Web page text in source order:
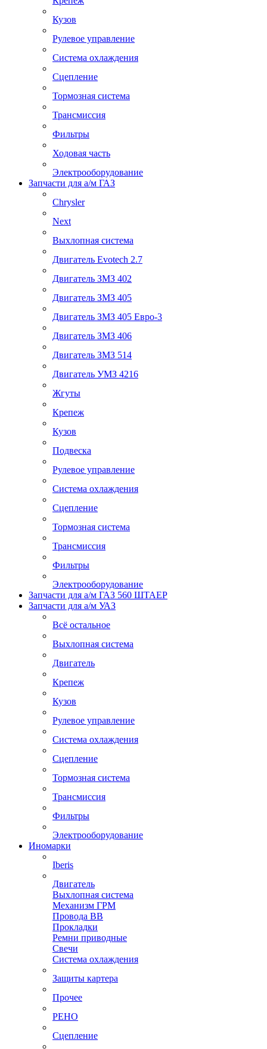
Кузов
Рулевое управление
Система охлаждения
Сцепление
Тормозная система
Трансмиссия
Фильтры
Ходовая часть
Электрооборудование
Запчасти для а/м ГАЗ
Chrysler
Next
Выхлопная система
Двигатель Evotech 2.7
Двигатель ЗМЗ 402
Двигатель ЗМЗ 405
Двигатель ЗМЗ 405 Евро-3
Двигатель ЗМЗ 406
Двигатель ЗМЗ 514
Двигатель УМЗ 4216
Жгуты
Крепеж
Кузов
Подвеска
Рулевое управление
Система охлаждения
Сцепление
Тормозная система
Трансмиссия
Фильтры
Электрооборудование
Запчасти для а/м ГАЗ 560 ШТАЕР
Запчасти для а/м УАЗ
Всё остальное
Выхлопная система
Двигатель
Крепеж
Кузов
Рулевое управление
Система охлаждения
Сцепление
Тормозная система
Трансмиссия
Фильтры
Электрооборудование
Иномарки
Iberis
Двигатель
Выхлопная система
Механизм ГРМ
Провода ВВ
Прокладки
Ремни приводные
Свечи
Система охлаждения
Защиты картера
Прочее
РЕНО
Сцепление